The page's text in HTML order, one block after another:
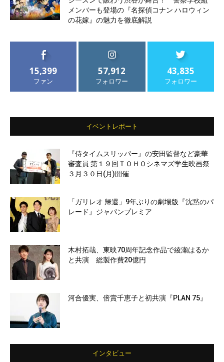
メンバーも登場の『名探偵コナン ハロウィン
の花嫁』の魅力を徹底解説
15,399
ファン
57,912
フォロワー
43,835
フォロワー
イベントレポート
『侍タイムスリッパー』の安田監督など豪華
審査員 第１９回ＴＯＨＯシネマズ学生映画祭
３月３０日(月)開催
「ガリレオ 帰還」9年ぶりの劇場版『沈黙のパ
レード』ジャパンプレミア
木村拓哉、東映70周年記念作品で綾瀬はるか
と共演 総製作費20億円
河合優実、倍賞千恵子と初共演『PLAN 75』
インタビュー